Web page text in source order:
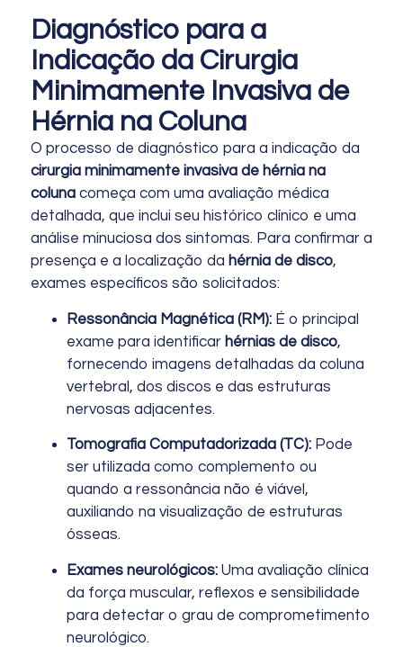
Diagnóstico para a
Indicação da Cirurgia
Minimamente Invasiva de
Hérnia na Coluna
O processo de diagnóstico para a indicação da
cirurgia minimamente invasiva de hérnia na
coluna começa com uma avaliação médica
detalhada, que inclui seu histórico clínico e uma
análise minuciosa dos sintomas. Para confirmar a
presença e a localização da hérnia de disco,
exames específicos são solicitados:
Ressonância Magnética (RM): É o principal
exame para identificar hérnias de disco,
fornecendo imagens detalhadas da coluna
vertebral, dos discos e das estruturas
nervosas adjacentes.
Tomografia Computadorizada (TC): Pode
ser utilizada como complemento ou
quando a ressonância não é viável,
auxiliando na visualização de estruturas
ósseas.
Exames neurológicos: Uma avaliação clínica
da força muscular, reflexos e sensibilidade
para detectar o grau de comprometimento
neurológico.